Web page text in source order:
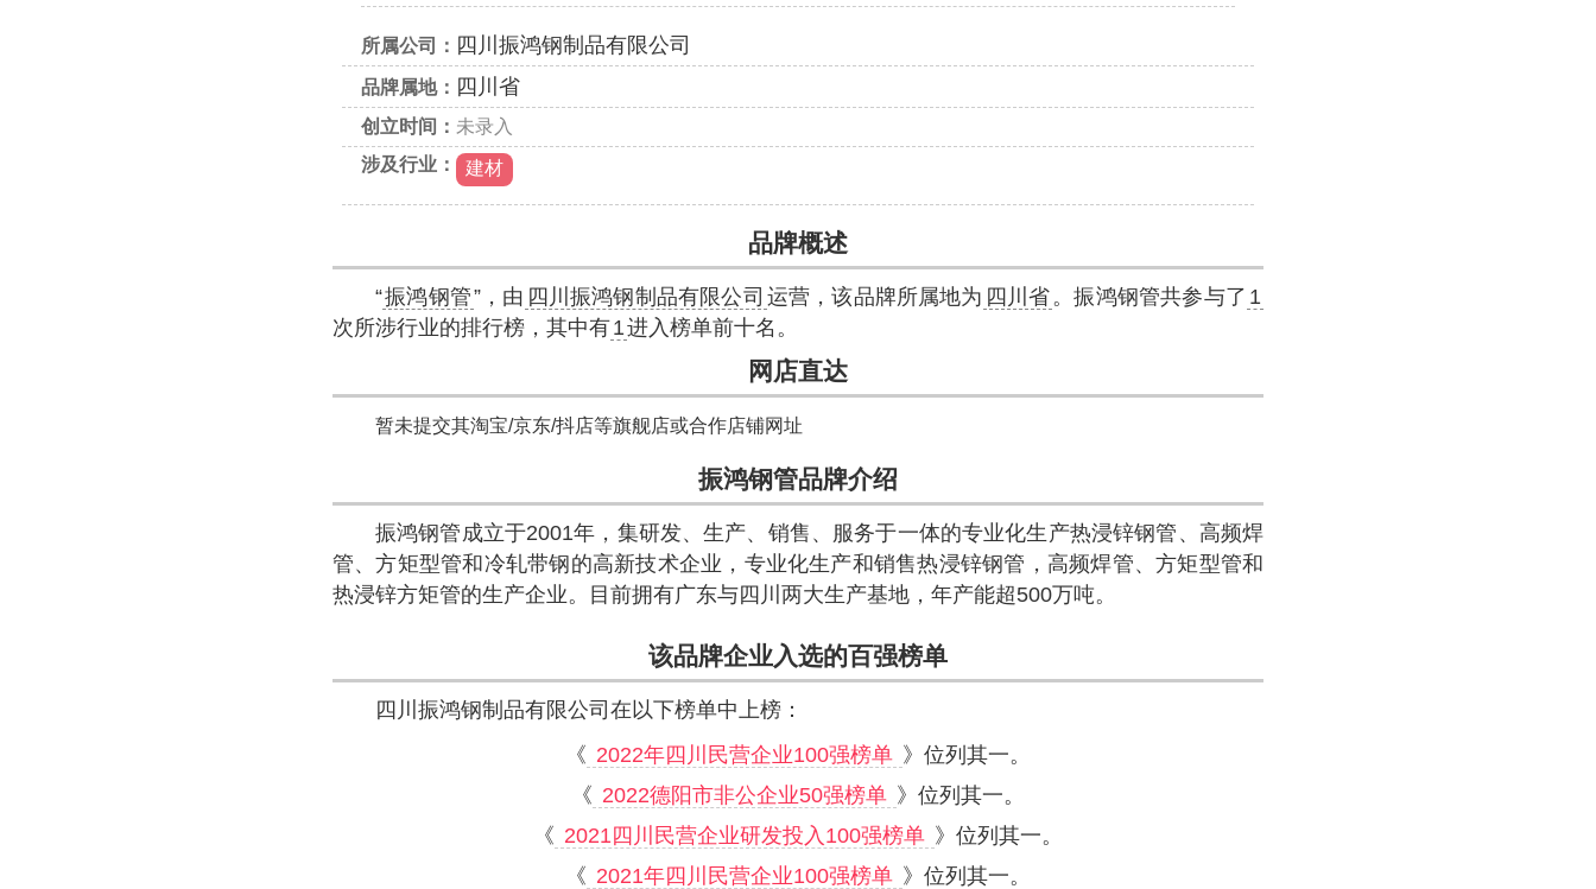
所属公司： 四川振鸿钢制品有限公司
品牌属地： 四川省
创立时间： 未录入
涉及行业：
建材
品牌概述
“振鸿钢管”，由 四川振鸿钢制品有限公司 运营，该品牌所属地为 四川省。振鸿钢管共参与了 1
次所涉行业的排行榜，其中有1进入榜单前十名。
网店直达
暂未提交其淘宝/京东/抖店等旗舰店或合作店铺网址
振鸿钢管品牌介绍
振鸿钢管成立于2001年，集研发、生产、销售、服务于一体的专业化生产热浸锌钢管、高频焊
管、方矩型管和冷轧带钢的高新技术企业，专业化生产和销售热浸锌钢管，高频焊管、方矩型管和
热浸锌方矩管的生产企业。目前拥有广东与四川两大生产基地，年产能超500万吨。
该品牌企业入选的百强榜单
四川振鸿钢制品有限公司在以下榜单中上榜：
《 2022年四川民营企业100强榜单 》位列其一。
《 2022德阳市非公企业50强榜单 》位列其一。
《 2021四川民营企业研发投入100强榜单 》位列其一。
《 2021年四川民营企业100强榜单 》位列其一。